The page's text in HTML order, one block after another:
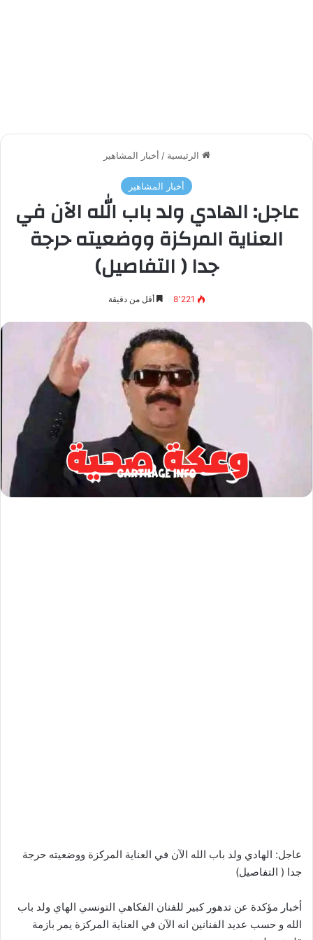
الرئيسية / أخبار المشاهير
أخبار المشاهير
عاجل: الهادي ولد باب الله الآن في
العناية المركزة ووضعيته حرجة
جدا ( التفاصيل)
8٬221 أقل من دقيقة
عاجل: الهادي ولد باب الله الآن في العناية المركزة ووضعيته حرجة
جدا ( التفاصيل)
أخبار مؤكدة عن تدهور كبير للفنان الفكاهي التونسي الهاي ولد باب
الله و حسب عديد الفنانين انه الآن في العناية المركزة يمر بازمة